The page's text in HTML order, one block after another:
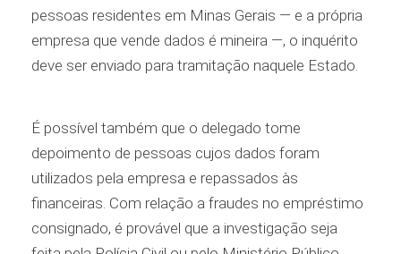
pessoas residentes em Minas Gerais — e a própria
empresa que vende dados é mineira —, o inquérito
deve ser enviado para tramitação naquele Estado.
É possível também que o delegado tome
depoimento de pessoas cujos dados foram
utilizados pela empresa e repassados às
financeiras. Com relação a fraudes no empréstimo
consignado, é provável que a investigação seja